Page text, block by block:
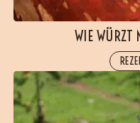
WIE WÜRZT